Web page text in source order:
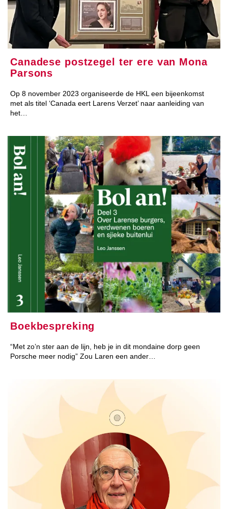
Canadese postzegel ter ere van Mona
Parsons
Op 8 november 2023 organiseerde de HKL een bijeenkomst
met als titel ‘Canada eert Larens Verzet’ naar aanleiding van
het…
Boekbespreking
“Met zo’n ster aan de lijn, heb je in dit mondaine dorp geen
Porsche meer nodig” Zou Laren een ander…